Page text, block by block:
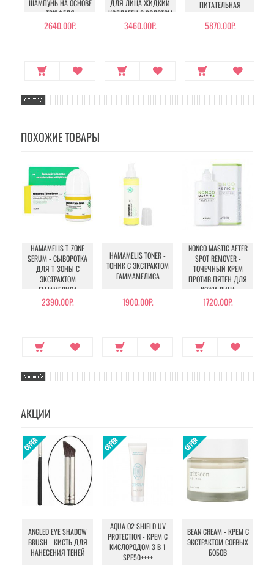
ШАМПУНЬ НА ОСНОВЕ
ТРЮФЕЛЯ
2640.00Р.
ДЛЯ ЛИЦА ЖИДКИЙ
КОЛЛАГЕН С ЗОЛОТОМ
3460.00Р.
ПИТАТЕЛЬНАЯ
5870.00Р.
ПОХОЖИЕ ТОВАРЫ
HAMAMELIS T-ZONE
SERUM - СЫВОРОТКА
ДЛЯ Т-ЗОНЫ С
ЭКСТРАКТОМ
ГАМАМЕЛИСА
2390.00Р.
HAMAMELIS TONER -
ТОНИК С ЭКСТРАКТОМ
ГАММАМЕЛИСА
1900.00Р.
NONCO MASTIC AFTER
SPOT REMOVER -
ТОЧЕЧНЫЙ КРЕМ
ПРОТИВ ПЯТЕН ДЛЯ
КОЖИ ЛИЦА
1720.00Р.
АКЦИИ
ANGLED EYE SHADOW
BRUSH - КИСТЬ ДЛЯ
НАНЕСЕНИЯ ТЕНЕЙ
AQUA O2 SHIELD UV
PROTECTION - КРЕМ С
КИСЛОРОДОМ 3 В 1
SPF50++++
BEAN CREAM - КРЕМ С
ЭКСТРАКТОМ СОЕВЫХ
БОБОВ